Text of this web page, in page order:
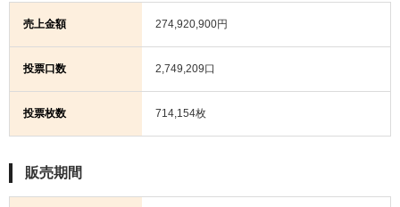
売上金額 274,920,900円
投票口数 2,749,209口
投票枚数 714,154枚
販売期間